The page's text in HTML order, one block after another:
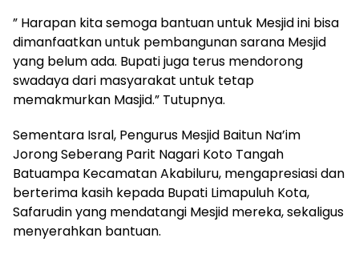
” Harapan kita semoga bantuan untuk Mesjid ini bisa
dimanfaatkan untuk pembangunan sarana Mesjid
yang belum ada. Bupati juga terus mendorong
swadaya dari masyarakat untuk tetap
memakmurkan Masjid.” Tutupnya.
Sementara Isral, Pengurus Mesjid Baitun Na’im
Jorong Seberang Parit Nagari Koto Tangah
Batuampa Kecamatan Akabiluru, mengapresiasi dan
berterima kasih kepada Bupati Limapuluh Kota,
Safarudin yang mendatangi Mesjid mereka, sekaligus
menyerahkan bantuan.